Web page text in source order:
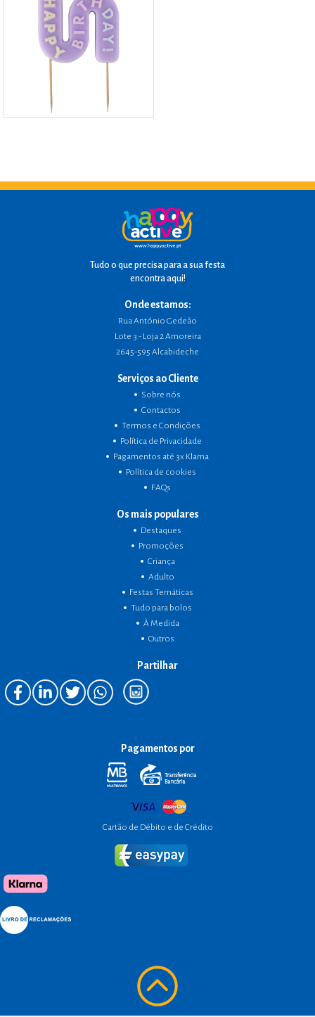
Tudo o que precisa para a sua festa
encontra aqui!
Onde estamos:
Rua António Gedeão
Lote 3 - Loja 2 Amoreira
2645-595 Alcabideche
Serviços ao Cliente
Sobre nós
Contactos
Termos e Condições
Política de Privacidade
Pagamentos até 3x Klarna
Política de cookies
FAQs
Os mais populares
Destaques
Promoções
Criança
Adulto
Festas Temáticas
Tudo para bolos
À Medida
Outros
Partilhar
Pagamentos por
Cartão de Débito e de Crédito